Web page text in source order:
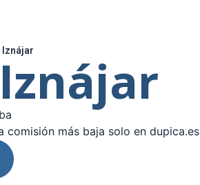
comisión más baja solo en dupica.es